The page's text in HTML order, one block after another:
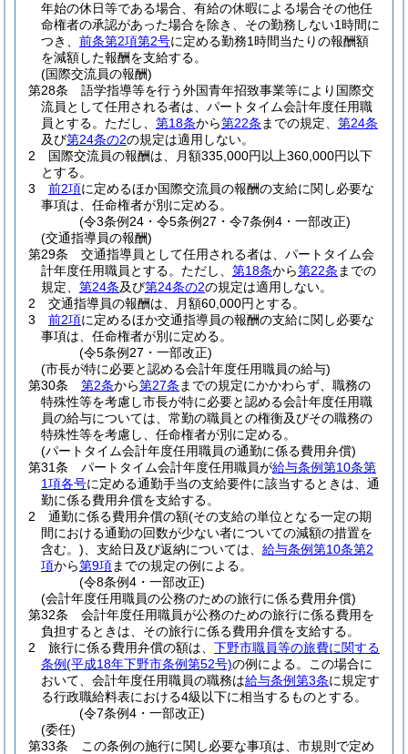
年始の休日等である場合、有給の休暇による場合その他任
命権者の承認があった場合を除き、その勤務しない1時間に
つき、 前条第2項第2号に定める勤務1時間当たりの報酬額
を減額した報酬を支給する。
(国際交流員の報酬)
第28条
語学指導等を行う外国青年招致事業等により国際交
流員として任用される者は、パートタイム会計年度任用職
員とする。 ただし、 第18条から第22条 までの規定、 第24条
及び第24条の2の規定は適用しない。
2
国際交流員の報酬は、月額335,000円以上360,000円以下
とする。
3
前2項に定めるほか国際交流員の報酬の支給に関し必要な
事項は、任命権者が別に定める。
(令3条例24・令5条例27・令7条例4・一部改正)
(交通指導員の報酬)
第29条
交通指導員として任用される者は、パートタイム会
計年度任用職員とする。 ただし、 第18条から第22条 までの
規定、 第24条及び第24条の2の規定は適用しない。
2
交通指導員の報酬は、月額60,000円とする。
3
前2項に定めるほか交通指導員の報酬の支給に関し必要な
事項は、任命権者が別に定める。
(令5条例27・一部改正)
(市長が特に必要と認める会計年度任用職員の給与)
第30条
第2条から第27条 までの規定にかかわらず、職務の
特殊性等を考慮し市長が特に必要と認める会計年度任用職
員の給与については、常勤の職員との権衡及びその職務の
特殊性等を考慮し、任命権者が別に定める。
(パートタイム会計年度任用職員の通勤に係る費用弁償)
第31条
パートタイム会計年度任用職員が給与条例第10条第
1項各号に定める通勤手当の支給要件に該当するときは、通
勤に係る費用弁償を支給する。
2
通勤に係る費用弁償の額(その支給の単位となる一定の期
間における通勤の回数が少ない者についての減額の措置を
含む。) 、支給日及び返納については、 給与条例第10条第2
項から第9項までの規定の例による。
(令8条例4・一部改正)
(会計年度任用職員の公務のための旅行に係る費用弁償)
第32条
会計年度任用職員が公務のための旅行に係る費用を
負担するときは、その旅行に係る費用弁償を支給する。
2
旅行に係る費用弁償の額は、 下野市職員等の旅費に関する
条例(平成18年下野市条例第52号)の例による。
この場合に
おいて、会計年度任用職員の職務は給与条例第3条に規定す
る行政職給料表における4級以下に相当するものとする。
(令7条例4・一部改正)
(委任)
第33条
この条例の施行に関し必要な事項は、市規則で定め